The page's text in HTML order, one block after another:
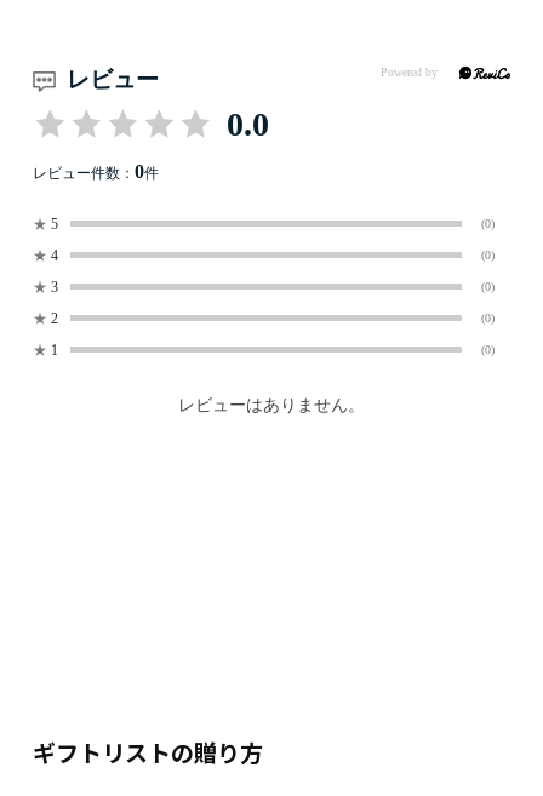
レビュー
0.0
レビュー件数： 0件
★ 5 (0)
★ 4 (0)
★ 3 (0)
★ 2 (0)
★ 1 (0)
レビューはありません。
ギフトリストの贈り方